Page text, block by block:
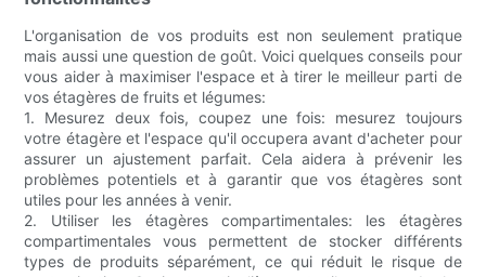
L'organisation de vos produits est non seulement pratique
mais aussi une question de goût. Voici quelques conseils pour
vous aider à maximiser l'espace et à tirer le meilleur parti de
vos étagères de fruits et légumes:
1. Mesurez deux fois, coupez une fois: mesurez toujours
votre étagère et l'espace qu'il occupera avant d'acheter pour
assurer un ajustement parfait. Cela aidera à prévenir les
problèmes potentiels et à garantir que vos étagères sont
utiles pour les années à venir.
2. Utiliser les étagères compartimentales: les étagères
compartimentales vous permettent de stocker différents
types de produits séparément, ce qui réduit le risque de